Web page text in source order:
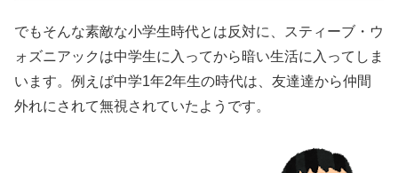
でもそんな素敵な小学生時代とは反対に、スティーブ・ウ
ォズニアックは中学生に入ってから暗い生活に入ってしま
います。例えば中学1年2年生の時代は、友達達から仲間
外れにされて無視されていたようです。